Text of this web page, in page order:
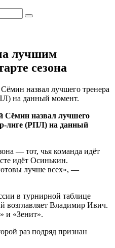
лучшим
сезона
назвал лучшего тренера
на данный момент.
Сёмин назвал лучшего
лиге (РПЛ) на данный
— тот, чья команда идёт
идёт Осинькин.
лучше всех», —
в турнирной таблице
возглавляет Владимир Ивич.
и «Зенит».
раз подряд признан